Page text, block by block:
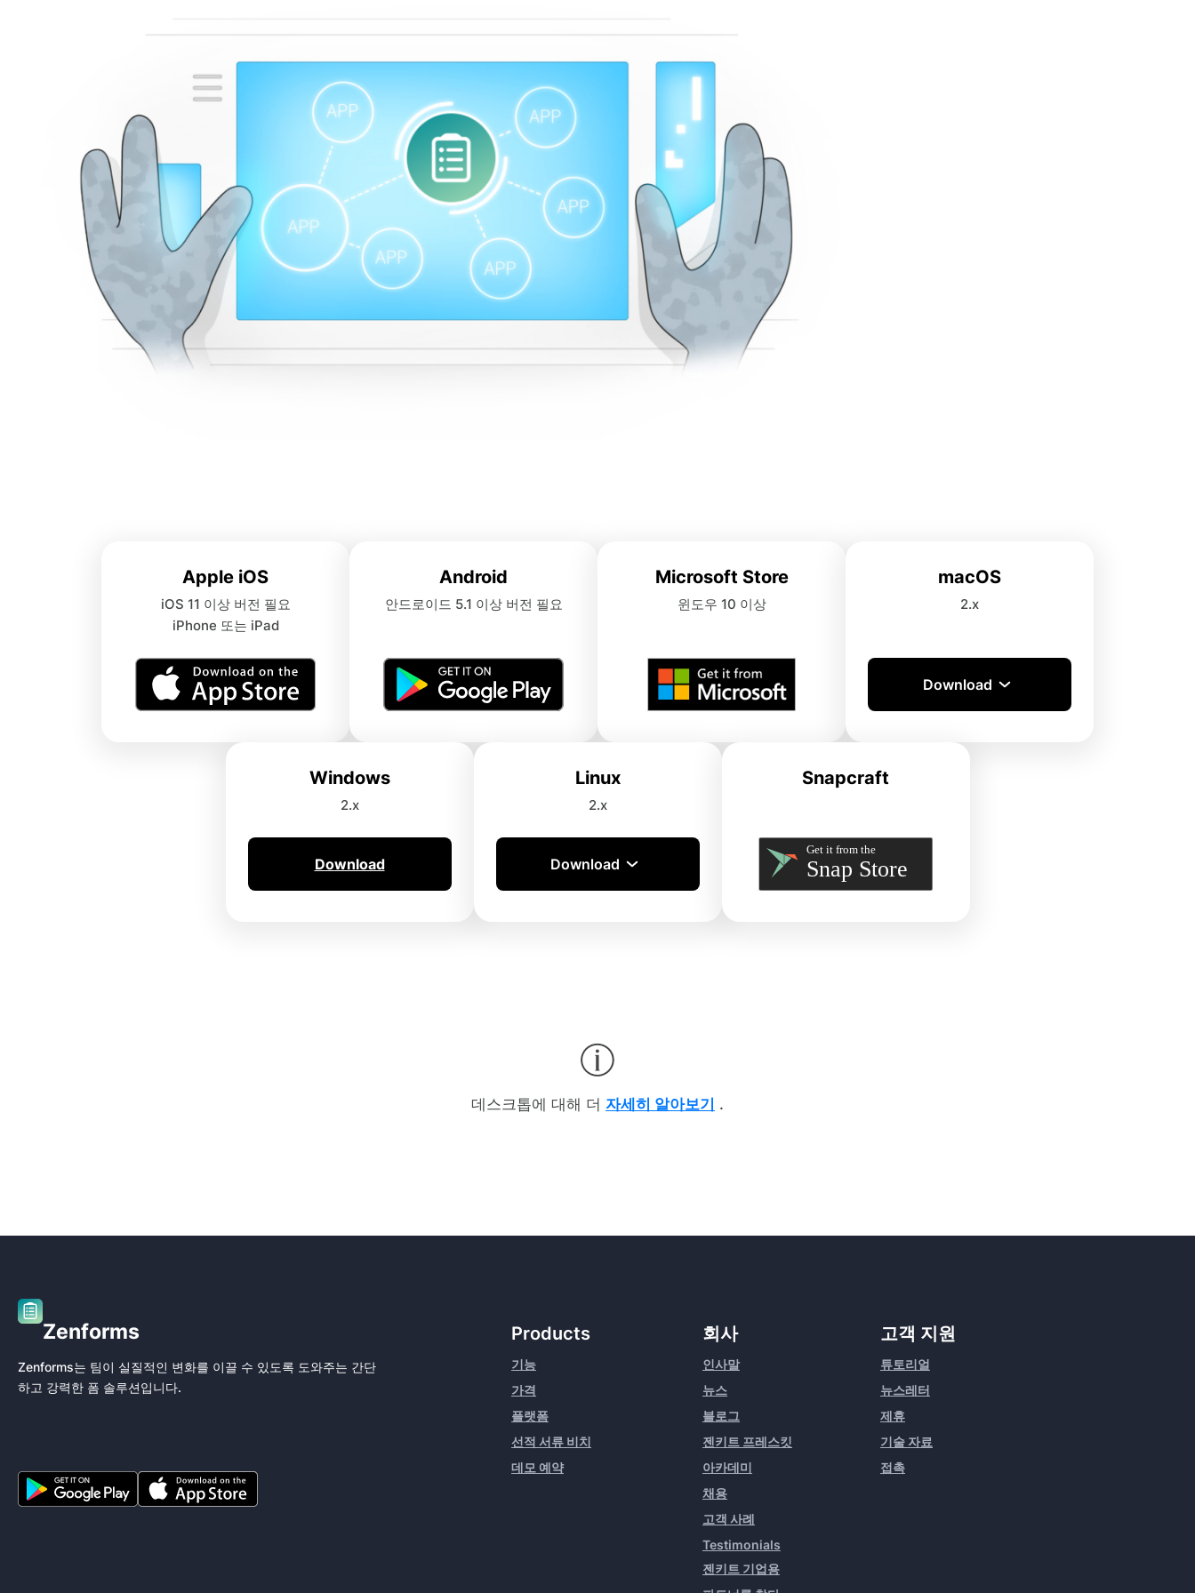
Apple iOS
iOS 11 이상 버전 필요
iPhone 또는 iPad
Android
안드로이드 5.1 이상 버전 필요
Microsoft Store
윈도우 10 이상
macOS
2.x
Download
Windows
2.x
Download
Linux
2.x
Download
Snapcraft
데스크톱에 대해 더 자세히 알아보기 .
Zenforms
Zenforms는 팀이 실질적인 변화를 이끌 수 있도록 도와주는 간단
하고 강력한 폼 솔루션입니다.
Products
기능
가격
플랫폼
선적 서류 비치
데모 예약
회사
인사말
뉴스
블로그
젠키트 프레스킷
아카데미
채용
고객 사례
Testimonials
젠키트 기업용
고객 지원
튜토리얼
뉴스레터
제휴
기술 자료
접촉